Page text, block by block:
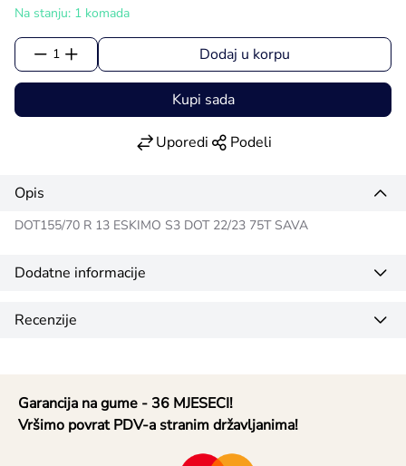
Na stanju: 1 komada
1 Dodaj u korpu
Kupi sada
Uporedi Podeli
Opis
DOT155/70 R 13 ESKIMO S3 DOT 22/23 75T SAVA
Dodatne informacije
Recenzije
Garancija na gume - 36 MJESECI!
Vršimo povrat PDV-a stranim državljanima!